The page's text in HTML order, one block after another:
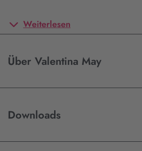
Weiterlesen
Über Valentina May
Downloads